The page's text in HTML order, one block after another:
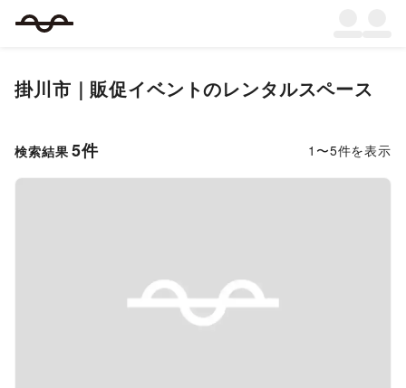
掛川市 ｜ 販促イベントのレンタルスペース
検索結果 5件 1 〜5件を表示
Previous slide